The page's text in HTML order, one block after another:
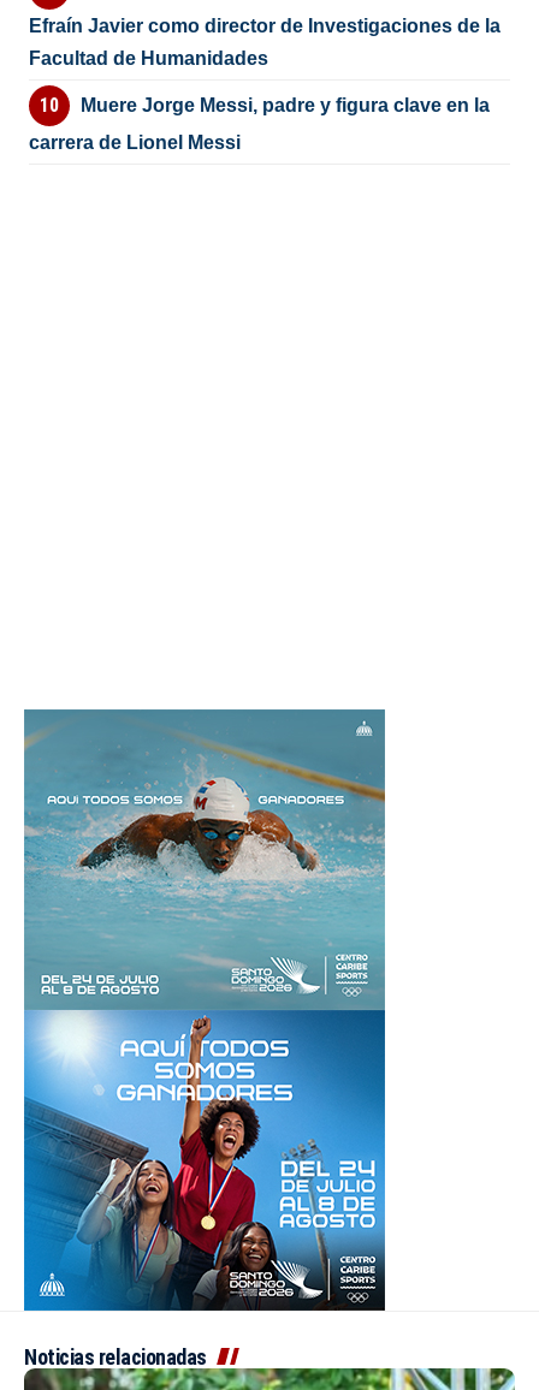
Efraín Javier como director de Investigaciones de la
Facultad de Humanidades
Muere Jorge Messi, padre y figura clave en la
carrera de Lionel Messi
Noticias relacionadas